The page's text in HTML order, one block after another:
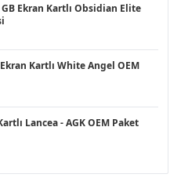
GB Ekran Kartlı Obsidian Elite
Ekran Kartlı White Angel OEM
Lancea - AGK OEM Paket